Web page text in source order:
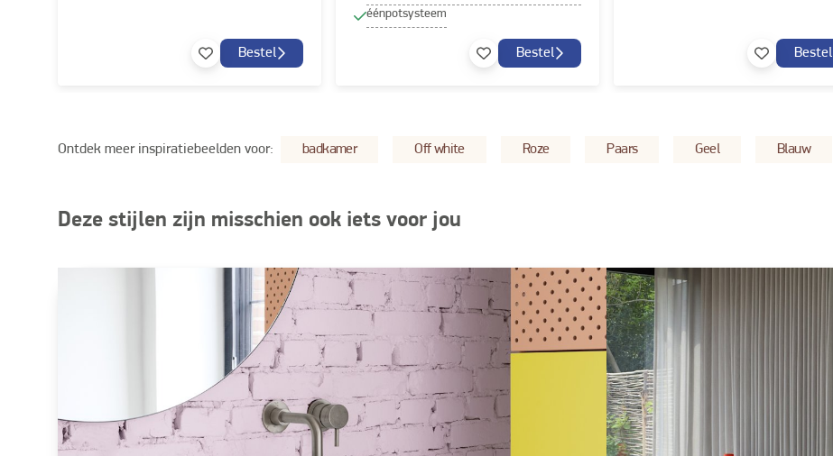
Bestel
éénpotsysteem
Bestel Bestel
Ontdek meer inspiratiebeelden voor: badkamer Off white Roze Paars Geel Blauw
Deze stijlen zijn misschien ook iets voor jou